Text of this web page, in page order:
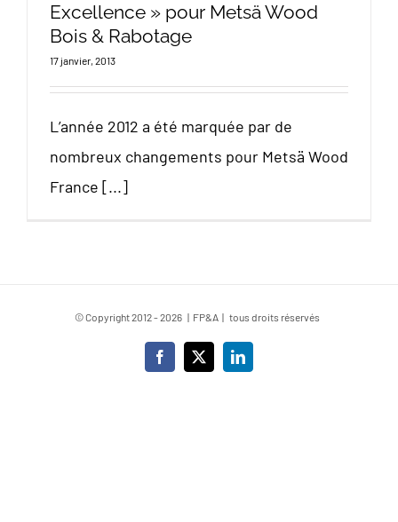
Excellence » pour Metsä Wood
Bois & Rabotage
17 janvier, 2013
L’année 2012 a été marquée par de
nombreux changements pour Metsä Wood
France [...]
© Copyright 2012 -2026 | FP&A | tous droits réservés
Facebook
X LinkedIn